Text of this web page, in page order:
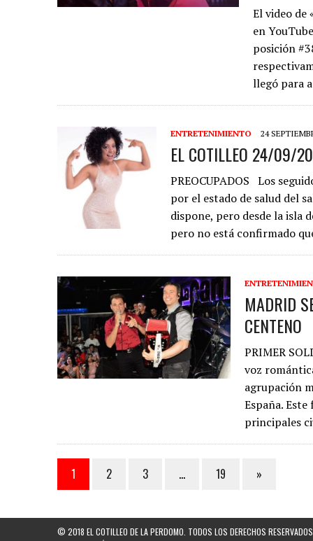
El video de
en
posición
llegó para
ENTRETENIMIENTO 24
EL COTILLEO 24/09/
PREOCUPADOS Los
por el estado de salud del
dispone, pero desde la isla
pero no está confirmado
MADRID
CENTENO
PRIMER
voz
agrupación
España.
principales
1 2 3 … 19 »
© 2018 EL COTILLEO DE LA PERDOMO. TODOS LOS DERECHOS